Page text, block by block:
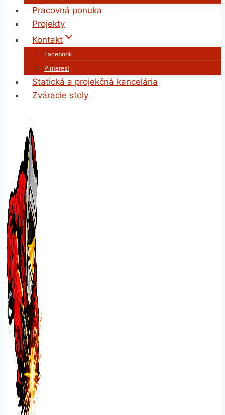
Pracovná ponuka
Projekty
Kontakt
Facebook
Pinterest
Statická a projekčná kancelária
Zváracie stoly